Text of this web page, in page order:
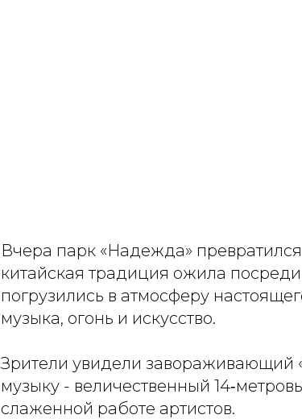
Вчера парк «Надежда»
китайская традиция ожила
погрузились в атмосферу
музыка, огонь и искусство.
Зрители увидели завораживающий
музыку - величественный
слаженной работе артистов.